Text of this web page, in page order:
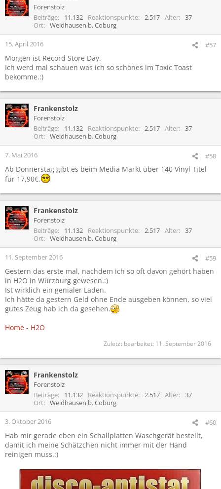
t
i
n
e
:
Forenstolz
Beiträge
11.132 Reaktionspunkte 2.517 Alter
37
Ort
Weidhausen b. Coburg
15. April 2016 #57
Morgen ist Record Store Day.
Ich werd mal schauen was ich so schönes im Toxic Toast
bekomme.:)
Frankenstolz
Forenstolz
Beiträge
11.132 Reaktionspunkte 2.517 Alter
37
Ort
Weidhausen b. Coburg
7. Mai 2016 #58
Ab Donnerstag gibt es beim Media Markt über 140 Vinyl Titel
für 17,90€.
Frankenstolz
Forenstolz
Beiträge
11.132 Reaktionspunkte 2.517 Alter
37
Ort
Weidhausen b. Coburg
11. September 2016 #59
Gestern das erste mal, nachdem ich so oft davon gehört haben
in H2O in Würzburg gewesen.:)
Ist wirklich ein genialer Laden.
Ich hätte da gestern Geld ohne Ende ausgeben können, so viel
gutes Zeug hab ich da gesehen.
Home - H2O
Zuletzt bearbeitet: 11. September 2016
Frankenstolz
Forenstolz
Beiträge
11.132 Reaktionspunkte 2.517 Alter
37
Ort
Weidhausen b. Coburg
3. Oktober 2016 #60
Hab mir gerade eben ein Schallplatten Waschgerät bestellt,
damit ich meine Schätzchen nicht immer mit der Hand
reinigen muss.:)